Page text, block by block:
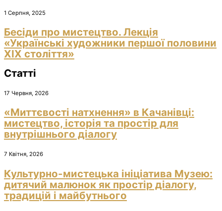
1 Серпня, 2025
Бесіди про мистецтво. Лекція
«Українські художники першої половини
ХІХ століття»
Статті
17 Червня, 2026
«Миттєвості натхнення» в Качанівці:
мистецтво, історія та простір для
внутрішнього діалогу
7 Квітня, 2026
Культурно-мистецька ініціатива Музею:
дитячий малюнок як простір діалогу,
традицій і майбутнього